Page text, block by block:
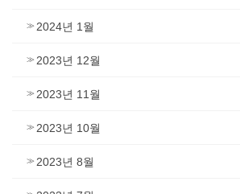
2024년 1월
2023년 12월
2023년 11월
2023년 10월
2023년 8월